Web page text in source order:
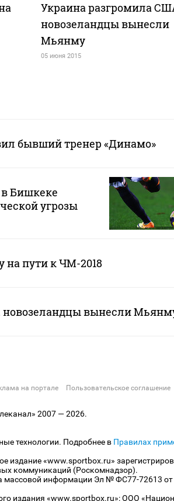
Украина разгромила
новозеландцы вынесли
Мьянму
05 июня 2015
бывший тренер «Динамо»
Бишкеке
угрозы
пути к ЧМ-2018
вынесли
на портале Пользовательское соглашение
2007 — 2026.
технологии. Подробнее в Правилах
издание «www.sportbox.ru»
коммуникаций (Роскомнадзор).
массовой информации Эл № ФС77-72613
издания «www.sportbox.ru»: ООО